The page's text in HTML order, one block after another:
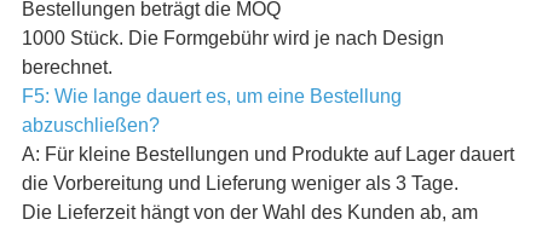
Bestellungen beträgt die MOQ
1000 Stück. Die Formgebühr wird je nach Design
berechnet.
F5: Wie lange dauert es, um eine Bestellung
abzuschließen?
A: Für kleine Bestellungen und Produkte auf Lager dauert
die Vorbereitung und Lieferung weniger als 3 Tage.
Die Lieferzeit hängt von der Wahl des Kunden ab, am